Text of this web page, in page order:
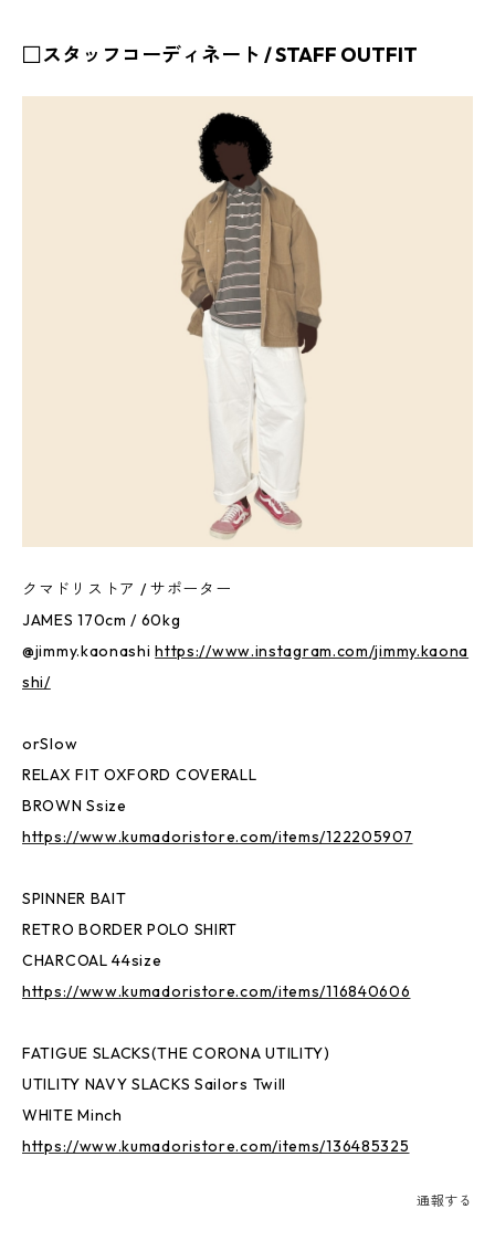
□スタッフコーディネート / STAFF OUTFIT
クマドリストア / サポーター
JAMES 170cm / 60kg
@jimmy.kaonashihttps://www.instagram.com/jimmy.kaona
shi/
orSlow
RELAX FIT OXFORD COVERALL
BROWN Ssize
https://www.kumadoristore.com/items/122205907
SPINNER BAIT
RETRO BORDER POLO SHIRT
CHARCOAL 44size
https://www.kumadoristore.com/items/116840606
FATIGUE SLACKS(THE CORONA UTILITY)
UTILITY NAVY SLACKS Sailors Twill
WHITE Minch
https://www.kumadoristore.com/items/136485325
通報する